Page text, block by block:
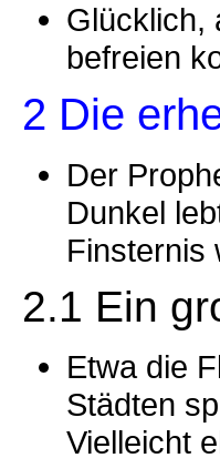
Glücklich,
befreien
2 Die
Der
Dunkel
Finsternis
2.1 Ein
Etwa die
Städten
Vielleicht